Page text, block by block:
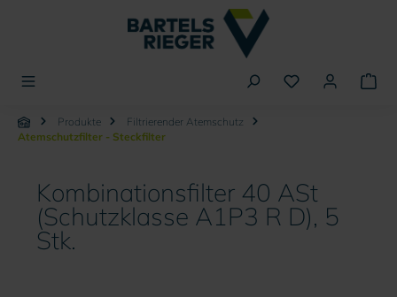
Produkte
Filtrierender Atemschutz
Atemschutzfilter - Steckfilter
Kombinationsfilter 40 ASt
(Schutzklasse A1P3 R D), 5
Stk.